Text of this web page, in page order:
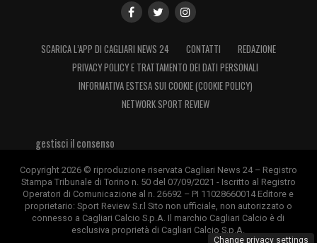
SCARICA L’APP DI CAGLIARI NEWS 24 CONTATTI
REDAZIONE
PRIVACY POLICY E TRATTAMENTO DEI DATI PERSONALI
INFORMATIVA ESTESA SUI COOKIE (COOKIE POLICY)
NETWORK SPORT REVIEW
gestisci il consenso
Copyright 2026 © riproduzione riservata Cagliari News 24 – Registro
Stampa Tribunale di Torino n. 50 del 07/09/2021 - Iscritto al Registro
Operatori di Comunicazione al n. 26692 – PI 11028660014 Editore e
proprietario: Sport Review S.r.l Sito non ufficiale, non autorizzato o
connesso a Cagliari Calcio S.p.A. Il marchio Cagliari Calcio è di
esclusiva proprietà di Cagliari Calcio S.p.A.
Change privacy settings